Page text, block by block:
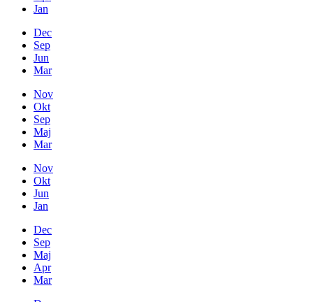
Jan
Dec
Sep
Jun
Mar
Nov
Okt
Sep
Maj
Mar
Nov
Okt
Jun
Jan
Dec
Sep
Maj
Apr
Mar